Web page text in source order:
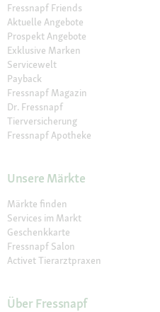
Fressnapf Friends
Aktuelle Angebote
Prospekt Angebote
Exklusive Marken
Servicewelt
Payback
Fressnapf Magazin
Dr. Fressnapf
Tierversicherung
Fressnapf Apotheke
Unsere Märkte
Märkte finden
Services im Markt
Geschenkkarte
Fressnapf Salon
Activet Tierarztpraxen
Über Fressnapf